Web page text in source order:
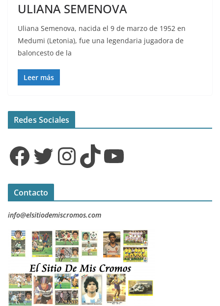
ULIANA SEMENOVA
Uliana Semenova, nacida el 9 de marzo de 1952 en
Medumi (Letonia), fue una legendaria jugadora de
baloncesto de la
Leer más
Redes Sociales
Facebook Twitter InstagramTikTok YouTube
Contacto
info@elsitiodemiscromos.com